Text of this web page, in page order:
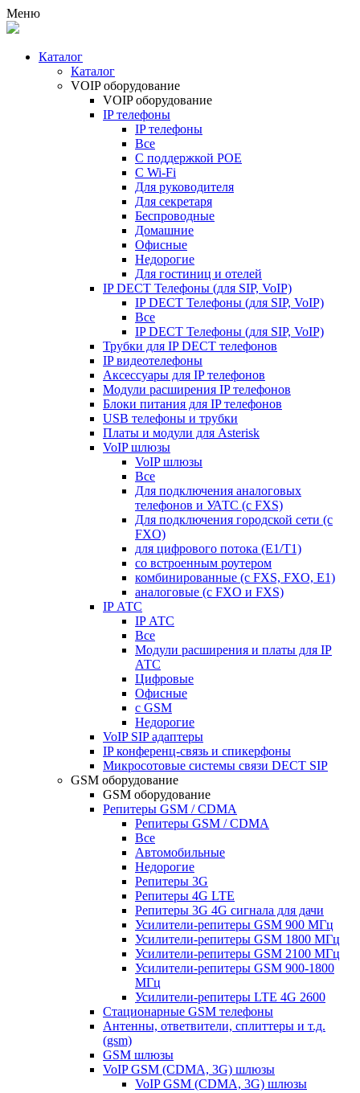
Меню
Каталог
Каталог
VOIP оборудование
VOIP оборудование
IP телефоны
IP телефоны
Все
С поддержкой POE
C Wi-Fi
Для руководителя
Для секретаря
Беспроводные
Домашние
Офисные
Недорогие
Для гостиниц и отелей
IP DECT Телефоны (для SIP, VoIP)
IP DECT Телефоны (для SIP, VoIP)
Все
IP DECT Телефоны (для SIP, VoIP)
Трубки для IP DECT телефонов
IP видеотелефоны
Аксессуары для IP телефонов
Модули расширения IP телефонов
Блоки питания для IP телефонов
USB телефоны и трубки
Платы и модули для Asterisk
VoIP шлюзы
VoIP шлюзы
Все
Для подключения аналоговых
телефонов и УАТС (с FXS)
Для подключения городской сети (с
FXO)
для цифрового потока (E1/T1)
со встроенным роутером
комбинированные (c FXS, FXO, E1)
аналоговые (с FXO и FXS)
IP АТС
IP АТС
Все
Модули расширения и платы для IP
АТС
Цифровые
Офисные
с GSM
Недорогие
VoIP SIP адаптеры
IP конференц-связь и спикерфоны
Микросотовые системы связи DECT SIP
GSM оборудование
GSM оборудование
Репитеры GSM / CDMA
Репитеры GSM / CDMA
Все
Автомобильные
Недорогие
Репитеры 3G
Репитеры 4G LTE
Репитеры 3G 4G сигнала для дачи
Усилители-репитеры GSM 900 МГц
Усилители-репитеры GSM 1800 МГц
Усилители-репитеры GSM 2100 МГц
Усилители-репитеры GSM 900-1800
МГц
Усилители-репитеры LTE 4G 2600
Стационарные GSM телефоны
Антенны, ответвители, сплиттеры и т.д.
(gsm)
GSM шлюзы
VoIP GSM (CDMA, 3G) шлюзы
VoIP GSM (CDMA, 3G) шлюзы